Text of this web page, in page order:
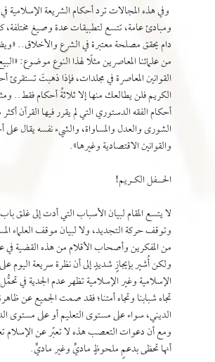
وفي هذه المجالات ترد أحكام الشريعة الإسلامية
ومبادئ عامة، تتسع لتطبيقات عدة وصيغ مختلفة،
دام يحقق مصلحة معتبرة في الشرع والأخلاق..
من علمائنا المعاصرين مثلًا لهذا النوع موضوع:
القوانين المعاصرة في مجلدات، فإذا ذهبتَ تستقرئ
الكريم فلن يطالعك منها إلا ثلاثةُ أحكام فقط..
أحكام الفقه الدستوري التي لم يقرر فيها القرآن
الشورى والعدل والمساواة، والشيء نفسه يقال
والقوانين الاقتصادية وغيرها».
الحــفل الكـريم!
لا يتسع المقام لبيان الأسباب التي أدت إلى غلق
وتوقف حركة التجديد، ولا لبيان موقف العلماء
من المفكرين وأصحاب الأقلام من هذه القضية في
ولكن أُشير بإيجازٍ شديدٍ إلى أن نظرة سريعة اليوم
الإسلامية وغير الإسلامية تظهر عدم الجدية في
تجاه شبابنا وتجاه أمتنا؛ فقد صمت الجميع عن
الديني، سواء على مستوى التعليم أو على مستوى
ومع أن دعوات التعصب هذه لا تعبِّر عن الإسلام
أنها تحظى بدعمٍ ملحوظٍ ماديٍّ وغير ماديٍّ.